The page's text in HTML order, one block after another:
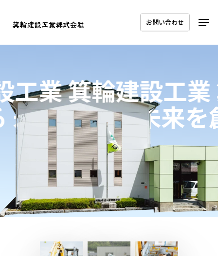
お問い合わせ
工業箕輪建設工業
未来を創る未来を